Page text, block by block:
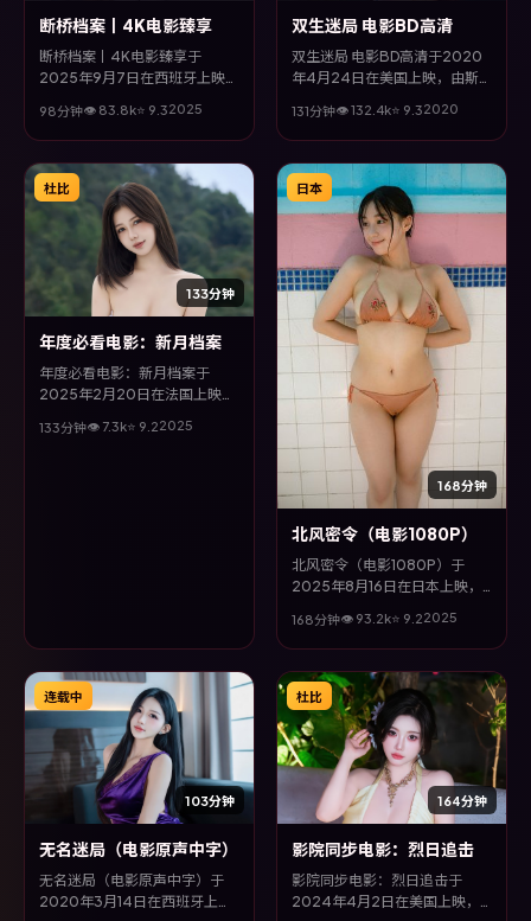
断桥档案丨4K电影臻享
断桥档案丨4K电影臻享于
2025年9月7日在西班牙上映，
李、廖凡、裴斗娜等主演。全片
以动作类型为主线，多条叙事线
交织收束，悬念与情感并重，适
合喜欢强情节的观众。
98分钟👁 83.8k⭐ 9.32025
双生迷局 电影BD高清
双生迷局 电影BD高清于2020
年4月24日在美国上映，由斯
政宰、张家辉等主演。全片以爱
情类型为主线，影片以冷峻镜头
与饱满表演，呈现人物在极端情
境下的蜕变与救赎。
131分钟👁132.4k⭐ 9.32020
133分钟
杜比
年度必看电影：新月档案
年度必看电影：新月档案于
2025年2月20日在法国上映，
河正宇、宋康昊等主演。全片以
133分钟👁 7.3k⭐ 9.22025
168分钟
日本
北风密令（电影1080P）
北风密令（电影1080P）于
2025年8月16日在日本上映，
梁朝伟、谭卓等主演。全片以喜
剧类型为主线，在时代洪流与个
体抉择之间，故事层层推进，节
奏紧凑而不失细腻。
168分钟👁 93.2k⭐ 9.22025
103分钟
连载中
无名迷局（电影原声中字）
无名迷局（电影原声中字）于
2020年3月14日在西班牙上
164分钟
杜比
影院同步电影：烈日追击
影院同步电影：烈日追击于
2024年4月2日在美国上映，